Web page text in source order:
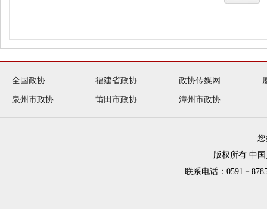
全国政协 福建省政协 政协传媒网
泉州市政协 莆田市政协 漳州市政协
版权所有 中
联系电话：0591－